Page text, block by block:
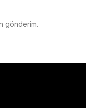
gönderim.